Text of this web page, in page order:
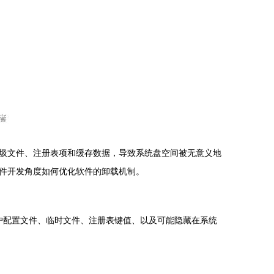
文件、注册表项和缓存数据，导致系统盘空间被无意义地
发角度如何优化软件的卸载机制。
置文件、临时文件、注册表键值、以及可能隐藏在系统